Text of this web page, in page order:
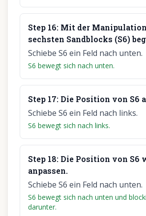
Step 16: Mit der
sechsten Sandblocks (S6)
Schiebe S6 ein Feld nach unten.
S6 bewegt sich nach unten.
Step 17: Die Position von S6
Schiebe S6 ein Feld nach links.
S6 bewegt sich nach links.
Step 18: Die Position von S6
anpassen.
Schiebe S6 ein Feld nach unten.
S6 bewegt sich nach unten und
darunter.